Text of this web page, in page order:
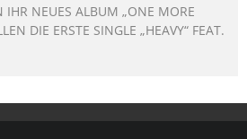
NEUES ALBUM „ONE MORE
DIE ERSTE SINGLE „HEAVY“ FEAT.